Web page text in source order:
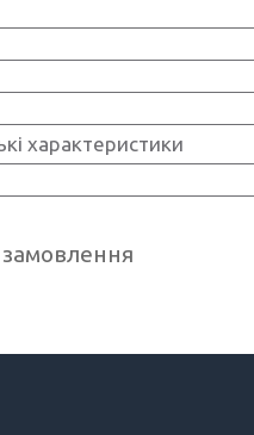
характеристики
замовлення